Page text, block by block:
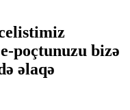
poçtunuzu bizə
əlaqə